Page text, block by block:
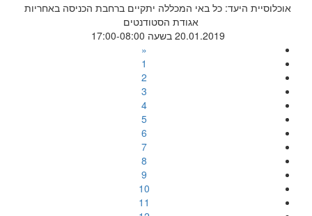
אוכלוסיית היעד: כל באי המכללה יתקיים ברחבת הכניסה באחריות
אגודת הסטודנטים
20.01.2019 בשעה 17:00-08:00
«
1
2
3
4
5
6
7
8
9
10
11